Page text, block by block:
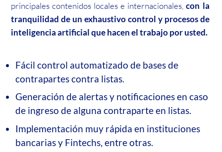
principales contenidos locales e internacionales,con la
tranquilidad de un exhaustivo control y procesos de
inteligencia artificial que hacen el trabajo por usted.
Fácil control automatizado de bases de
contrapartes contra listas.
Generación de alertas y notificaciones en caso
de ingreso de alguna contraparte en listas.
Implementación muy rápida en instituciones
bancarias y Fintechs, entre otras.